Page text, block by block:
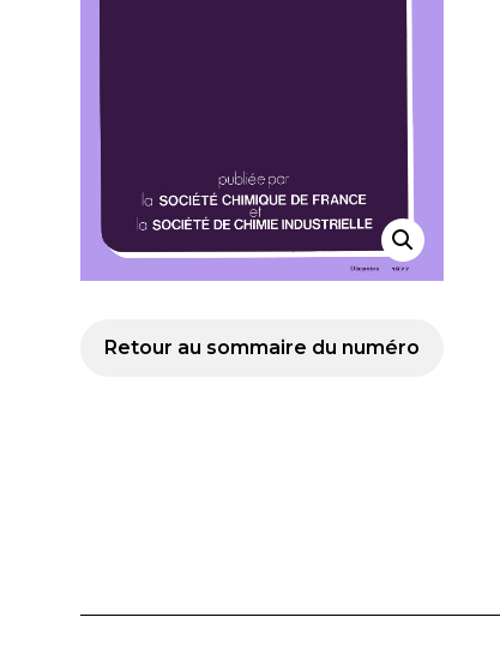
Retour au sommaire du numéro